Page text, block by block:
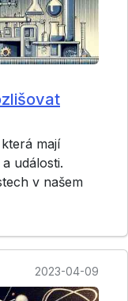
mají
události.
v našem
2023-04-09